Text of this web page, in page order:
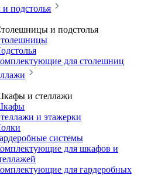
подстолья
и подстолья
для столешниц
и стеллажи
и этажерки
системы
для шкафов и
для гардеробных